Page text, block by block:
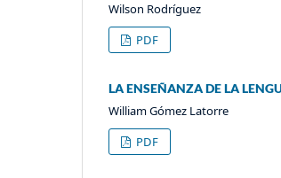
Wilson Rodríguez
PDF
LA ENSEÑANZA DE LA
William Gómez Latorre
PDF